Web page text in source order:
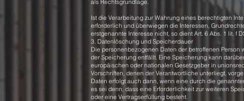
als Rechtsgrundlage.
Ist die Verarbeitung zur Wahrung eines berechtigten
erforderlich und überwiegen die Interessen,
erstgenannte Interesse nicht, so dient Art. 6 Abs. 1 lit. f
3. Datenlöschung und Speicherdauer
Die personenbezogenen Daten der betroffenen
der Speicherung entfällt. Eine Speicherung kann
europäischen oder nationalen Gesetzgeber in
Vorschriften, denen der Verantwortliche unterliegt,
Daten erfolgt auch dann, wenn eine durch die
es sei denn, dass eine Erforderlichkeit zur weiteren
oder eine Vertragserfüllung besteht.